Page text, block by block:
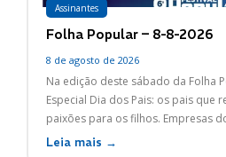
Assinantes
Folha Popular – 8-8-2026
8 de agosto de 2026
Na edição deste sábado da Folha
Especial Dia dos Pais: os pais que
paixões para os filhos.
Leia mais →